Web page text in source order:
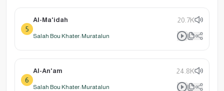
5
Al-Ma'idah 20.7K
Salah Bou Khater: Muratalun
6
Al-An'am 24.8K
Salah Bou Khater: Muratalun